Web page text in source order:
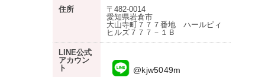
住所
〒482-0014
愛知県岩倉市
大山寺町７７７番地 ハールピィ
ヒルズ７７７－１Ｂ
LINE公式
アカウン
ト
@kjw5049m